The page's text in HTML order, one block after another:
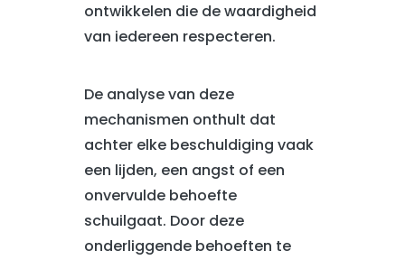
ontwikkelen die de waardigheid
van iedereen respecteren.
De analyse van deze
mechanismen onthult dat
achter elke beschuldiging vaak
een lijden, een angst of een
onvervulde behoefte
schuilgaat. Door deze
onderliggende behoeften te